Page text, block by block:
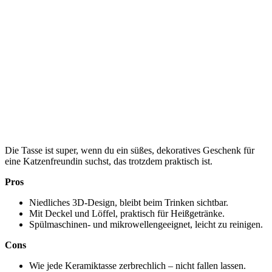
Die Tasse ist super, wenn du ein süßes, dekoratives Geschenk für
eine Katzenfreundin suchst, das trotzdem praktisch ist.
Pros
Niedliches 3D-Design, bleibt beim Trinken sichtbar.
Mit Deckel und Löffel, praktisch für Heißgetränke.
Spülmaschinen- und mikrowellengeeignet, leicht zu reinigen.
Cons
Wie jede Keramiktasse zerbrechlich – nicht fallen lassen.